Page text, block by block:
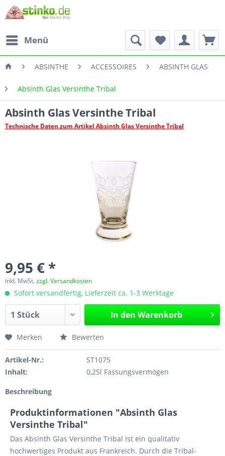
Menü
ABSINTHE ACCESSOIRES ABSINTH GLAS
Absinth Glas Versinthe Tribal
Absinth Glas Versinthe Tribal
Technische Daten zum Artikel Absinth Glas Versinthe Tribal
9,95 € *
inkl. MwSt.zzgl. Versandkosten
Sofort versandfertig, Lieferzeit ca. 1-3 Werktage
In den Warenkorb
Merken Bewerten
Artikel-Nr.:
ST1075
Inhalt:
0,25l Fassungsvermögen
Beschreibung
Produktinformationen "Absinth Glas
Versinthe Tribal"
Das Absinth Glas Versinthe Tribal ist ein qualitativ
hochwertiges Produkt aus Frankreich. Durch die Tribal-